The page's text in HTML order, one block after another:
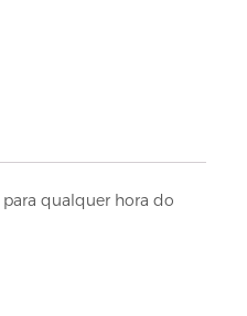
para qualquer hora do